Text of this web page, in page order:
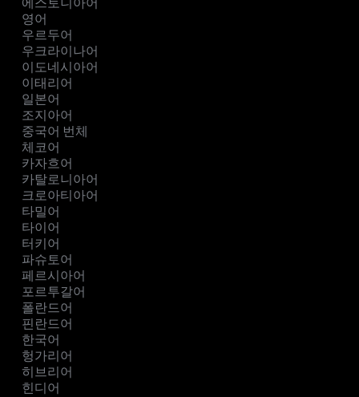
영어
우르두어
우크라이나어
이도네시아어
이태리어
일본어
조지아어
중국어 번체
체코어
카자흐어
카탈로니아어
크로아티아어
타밀어
타이어
터키어
파슈토어
페르시아어
포르투갈어
폴란드어
핀란드어
한국어
헝가리어
히브리어
힌디어